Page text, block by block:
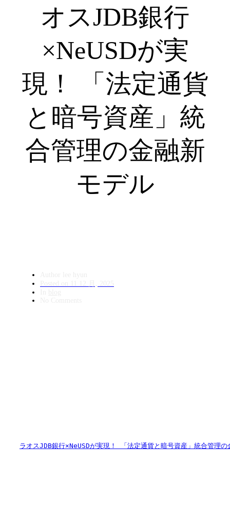
オスJDB銀行
×NeUSDが実
現！ 「法定通貨
と暗号資産」統
合管理の金融新
モデル
ラオスJDB銀行×NeUSDが実現！ 「法定通貨と暗号資産」統合管理